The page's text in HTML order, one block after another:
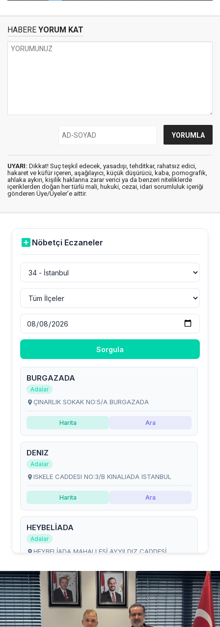
HABERE YORUM KAT
UYARI: Dikkat! Suç teşkil edecek, yasadışı, tehditkar, rahatsız edici,
hakaret ve küfür içeren, aşağılayıcı, küçük düşürücü, kaba, pornografik,
ahlaka aykırı, kişilik haklarına zarar verici ya da benzeri niteliklerde
içeriklerden doğan her türlü mali, hukuki, cezai, idari sorumluluk içeriği
gönderen Üye/Üyeler’e aittir.